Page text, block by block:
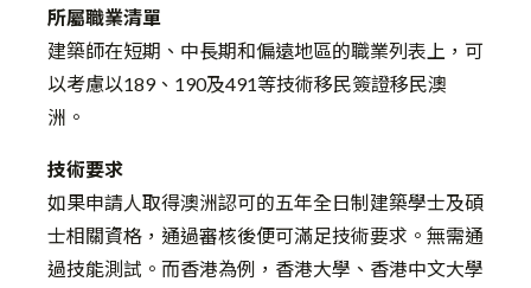
所屬職業清單
建築師在短期、中長期和偏遠地區的職業列表上，可
以考慮以189、190及491等技術移民簽證移民澳
洲。
技術要求
如果申請人取得澳洲認可的五年全日制建築學士及碩
士相關資格，通過審核後便可滿足技術要求。無需通
過技能測試。而香港為例，香港大學、香港中文大學